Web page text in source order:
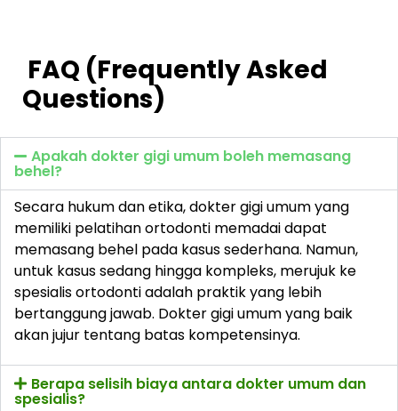
FAQ (Frequently Asked
Questions)
Apakah dokter gigi umum boleh memasang
behel?
Secara hukum dan etika, dokter gigi umum yang
memiliki pelatihan ortodonti memadai dapat
memasang behel pada kasus sederhana. Namun,
untuk kasus sedang hingga kompleks, merujuk ke
spesialis ortodonti adalah praktik yang lebih
bertanggung jawab. Dokter gigi umum yang baik
akan jujur tentang batas kompetensinya.
Berapa selisih biaya antara dokter umum dan
spesialis?